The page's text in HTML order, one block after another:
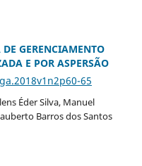
GERENCIAMENTO
E POR ASPERSÃO
65
Éder Silva, Manuel
Barros dos Santos